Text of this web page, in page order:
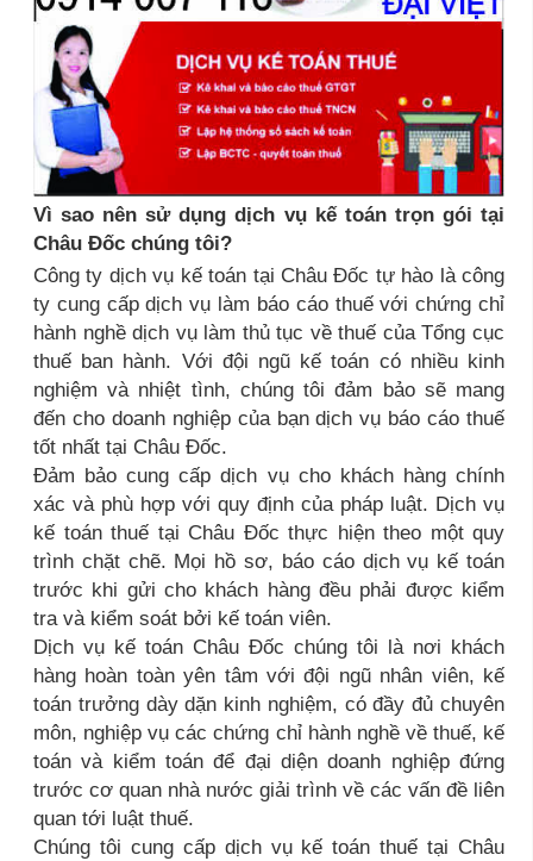
Vì sao nên sử dụng dịch vụ kế toán trọn gói tại
Châu Đốc chúng tôi?
Công ty dịch vụ kế toán tại Châu Đốc tự hào là công
ty cung cấp dịch vụ làm báo cáo thuế với chứng chỉ
hành nghề dịch vụ làm thủ tục về thuế của Tổng cục
thuế ban hành. Với đội ngũ kế toán có nhiều kinh
nghiệm và nhiệt tình, chúng tôi đảm bảo sẽ mang
đến cho doanh nghiệp của bạn dịch vụ báo cáo thuế
tốt nhất tại Châu Đốc.
Đảm bảo cung cấp dịch vụ cho khách hàng chính
xác và phù hợp với quy định của pháp luật. Dịch vụ
kế toán thuế tại Châu Đốc thực hiện theo một quy
trình chặt chẽ. Mọi hồ sơ, báo cáo dịch vụ kế toán
trước khi gửi cho khách hàng đều phải được kiểm
tra và kiểm soát bởi kế toán viên.
Dịch vụ kế toán Châu Đốc chúng tôi là nơi khách
hàng hoàn toàn yên tâm với đội ngũ nhân viên, kế
toán trưởng dày dặn kinh nghiệm, có đầy đủ chuyên
môn, nghiệp vụ các chứng chỉ hành nghề về thuế, kế
toán và kiểm toán để đại diện doanh nghiệp đứng
trước cơ quan nhà nước giải trình về các vấn đề liên
quan tới luật thuế.
Chúng tôi cung cấp dịch vụ kế toán thuế tại Châu